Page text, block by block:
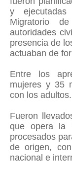
y
Migratorio
autoridades
presencia de
actuaban de
Entre los
mujeres y 35
con los adultos.
Fueron
que opera la
procesados
de origen,
nacional e